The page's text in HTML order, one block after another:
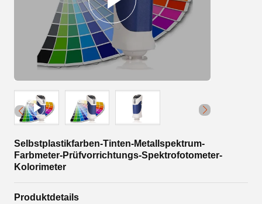
Selbstplastikfarben-Tinten-Metallspektrum-
Farbmeter-Prüfvorrichtungs-Spektrofotometer-
Kolorimeter
Produktdetails